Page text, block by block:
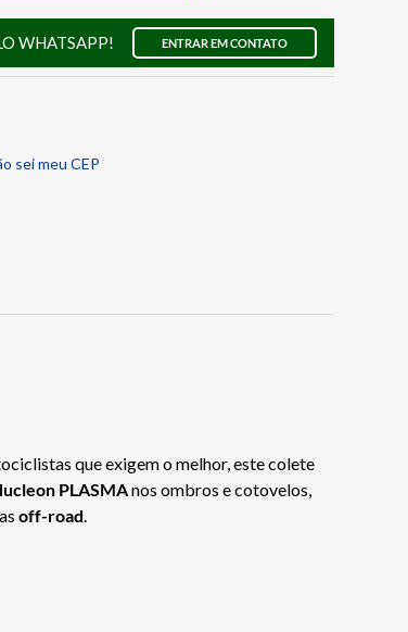
WHATSAPP! ENTRAR EM CONTATO
sei meu CEP
que exigem o melhor, este colete
PLASMAnos ombros e cotovelos,
off-road.